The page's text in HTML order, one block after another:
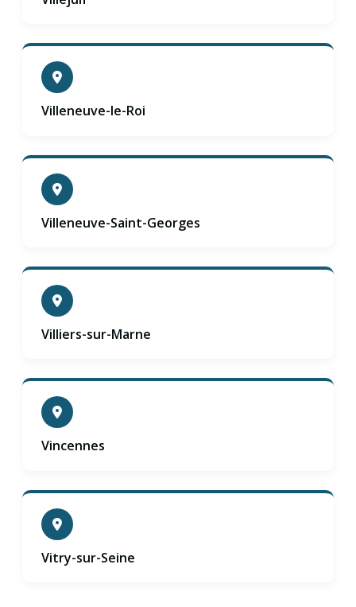
Villeneuve-le-Roi
Villeneuve-Saint-Georges
Villiers-sur-Marne
Vincennes
Vitry-sur-Seine